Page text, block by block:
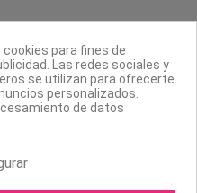
para fines de
Las redes sociales y
se utilizan para ofrecerte
personalizados.
de datos